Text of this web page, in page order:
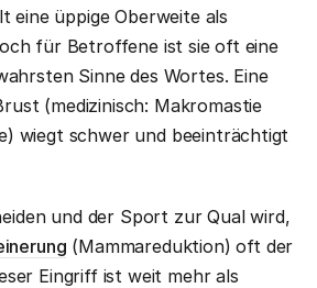
eine üppige Oberweite als
für Betroffene ist sie oft eine
Sinne des Wortes. Eine
(medizinisch: Makromastie
wiegt schwer und beeinträchtigt
und der Sport zur Qual wird,
(Mammareduktion) oft der
Eingriff ist weit mehr als